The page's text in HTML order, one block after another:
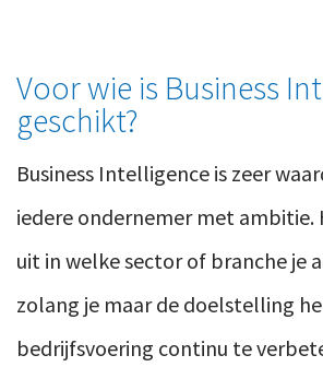
Voor wie is Business
geschikt?
Business Intelligence is zeer
iedere ondernemer met
uit in welke sector of branche je
zolang je maar de doelstelling
bedrijfsvoering continu te